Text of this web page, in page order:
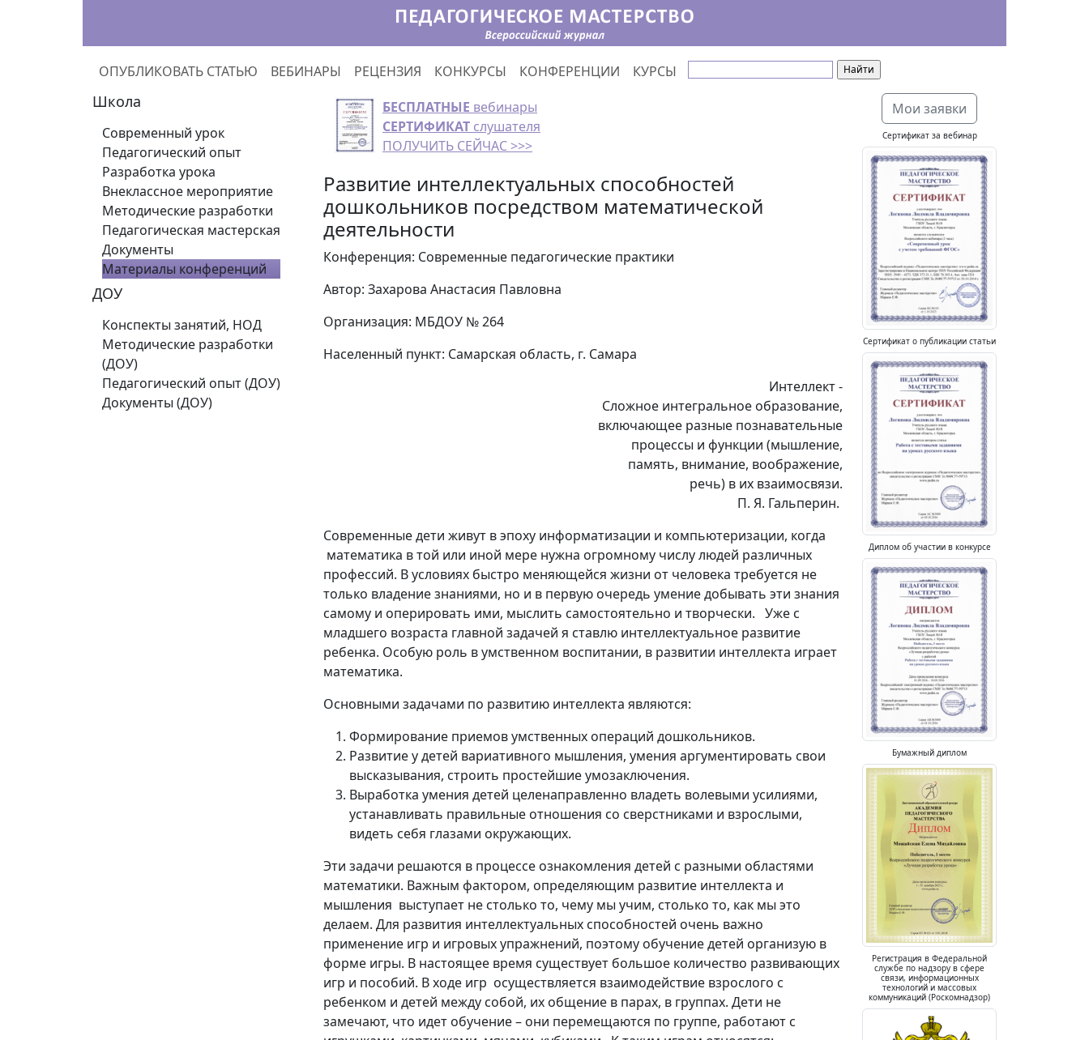
ОПУБЛИКОВАТЬ СТАТЬЮ ВЕБИНАРЫ РЕЦЕНЗИЯ КОНКУРСЫ КОНФЕРЕНЦИИ КУРСЫ
Школа
Современный урок
Педагогический опыт
Разработка урока
Внеклассное мероприятие
Методические разработки
Педагогическая мастерская
Документы
Материалы конференций
ДОУ
Конспекты занятий, НОД
Методические разработки
(ДОУ)
Педагогический опыт (ДОУ)
Документы (ДОУ)
БЕСПЛАТНЫЕ вебинары
СЕРТИФИКАТ слушателя
ПОЛУЧИТЬ СЕЙЧАС >>>
Развитие интеллектуальных способностей
дошкольников посредством математической
деятельности
Конференция: Современные педагогические практики
Автор: Захарова Анастасия Павловна
Организация: МБДОУ № 264
Населенный пункт: Самарская область, г. Самара
Интеллект -
Сложное интегральное образование,
включающее разные познавательные
процессы и функции (мышление,
память, внимание, воображение,
речь) в их взаимосвязи.
П. Я. Гальперин.
Современные дети живут в эпоху информатизации и компьютеризации, когда
математика в той или иной мере нужна огромному числу людей различных
профессий. В условиях быстро меняющейся жизни от человека требуется не
только владение знаниями, но и в первую очередь умение добывать эти знания
самому и оперировать ими, мыслить самостоятельно и творчески. Уже с
младшего возраста главной задачей я ставлю интеллектуальное развитие
ребенка. Особую роль в умственном воспитании, в развитии интеллекта играет
математика.
Основными задачами по развитию интеллекта являются:
Формирование приемов умственных операций дошкольников.
Развитие у детей вариативного мышления, умения аргументировать свои
высказывания, строить простейшие умозаключения.
Выработка умения детей целенаправленно владеть волевыми усилиями,
устанавливать правильные отношения со сверстниками и взрослыми,
видеть себя глазами окружающих.
Эти задачи решаются в процессе ознакомления детей с разными областями
математики. Важным фактором, определяющим развитие интеллекта и
мышления выступает не столько то, чему мы учим, столько то, как мы это
делаем. Для развития интеллектуальных способностей очень важно
применение игр и игровых упражнений, поэтому обучение детей организую в
форме игры. В настоящее время существует большое количество развивающих
игр и пособий. В ходе игр осуществляется взаимодействие взрослого с
ребенком и детей между собой, их общение в парах, в группах. Дети не
замечают, что идет обучение – они перемещаются по группе, работают с
Мои заявки
Сертификат за вебинар
Сертификат о публикации статьи
Диплом об участии в конкурсе
Бумажный диплом
Регистрация в Федеральной
службе по надзору в сфере
связи, информационных
технологий и массовых
коммуникаций (Роскомнадзор)